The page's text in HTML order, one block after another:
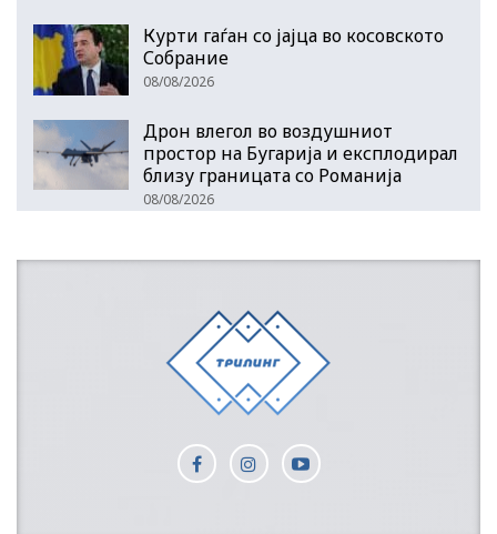
Курти гаѓан со јајца во косовското
Собрание
08/08/2026
Дрон влегол во воздушниот
простор на Бугарија и експлодирал
близу границата со Романија
08/08/2026